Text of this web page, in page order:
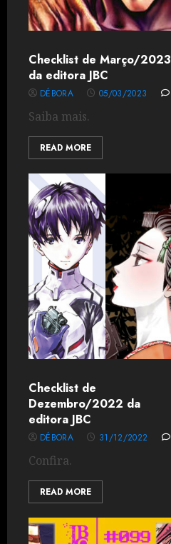
Checklist de Março/2023
da editora JBC
DÉBORA 05/03/2023
Saiba mais.
READ MORE
Checklist de
Dezembro/2022 da
editora JBC
DÉBORA 31/12/2022
Confira.
READ MORE